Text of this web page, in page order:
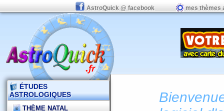
AstroQuick @ facebook mes thèmes
ÉTUDES
ASTROLOGIQUES
THÈME NATAL